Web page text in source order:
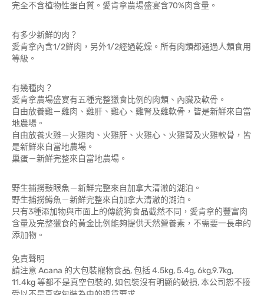
完全不含植物性蛋白質。愛肯拿農場盛宴含70%肉含量。
有多少新鮮的肉？
愛肯拿內含1/2鮮肉，另外1/2經過乾燥。所有肉類都通過人類食用
等級。
有幾種肉？
愛肯拿農場盛宴有五種完整獵食比例的肉類、內臟及軟骨。
自由放養雞－雞肉、雞肝、雞心、雞腎及雞軟骨，皆是新鮮來自當
地農場。
自由放養火雞－火雞肉、火雞肝、火雞心、火雞腎及火雞軟骨，皆
是新鮮來自當地農場。
巢蛋－新鮮完整來自當地農場。
野生捕撈鼓眼魚－新鮮完整來自加拿大清澈的湖泊。
野生捕撈鱒魚－新鮮完整來自加拿大清澈的湖泊。
只有3種添加物與市面上的傳統狗食品截然不同，愛肯拿的豐富肉
含量及完整獵食的黃金比例能夠提供天然營養素，不需要一長串的
添加物。
免責聲明
請注意 Acana 的大包裝寵物食品, 包括 4.5kg, 5.4g, 6kg,9.7kg,
11.4kg 等都不是真空包裝的, 如包裝沒有明顯的破損, 本公司恕不接